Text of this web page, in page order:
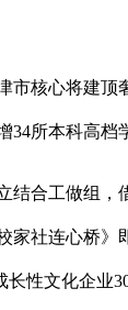
心将建顶
所本科高
工做组，
社连心桥
性文化企